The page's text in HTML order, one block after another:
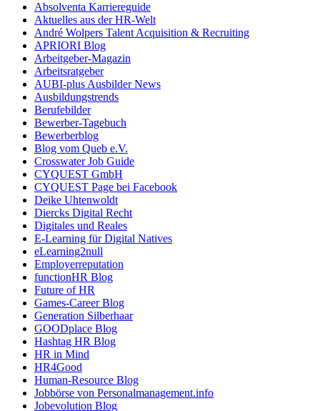
Absolventa Karriereguide
Aktuelles aus der HR-Welt
André Wolpers Talent Acquisition & Recruiting
APRIORI Blog
Arbeitgeber-Magazin
Arbeitsratgeber
AUBI-plus Ausbilder News
Ausbildungstrends
Berufebilder
Bewerber-Tagebuch
Bewerberblog
Blog vom Queb e.V.
Crosswater Job Guide
CYQUEST GmbH
CYQUEST Page bei Facebook
Deike Uhtenwoldt
Diercks Digital Recht
Digitales und Reales
E-Learning für Digital Natives
eLearning2null
Employerreputation
functionHR Blog
Future of HR
Games-Career Blog
Generation Silberhaar
GOODplace Blog
Hashtag HR Blog
HR in Mind
HR4Good
Human-Resource Blog
Jobbörse von Personalmanagement.info
Jobevolution Blog